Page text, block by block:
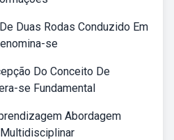
Duas Rodas Conduzido Em
se
Do Conceito De
se Fundamental
Abordagem